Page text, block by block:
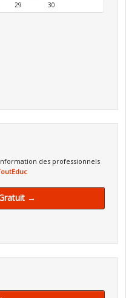
29 30
des professionnels
→